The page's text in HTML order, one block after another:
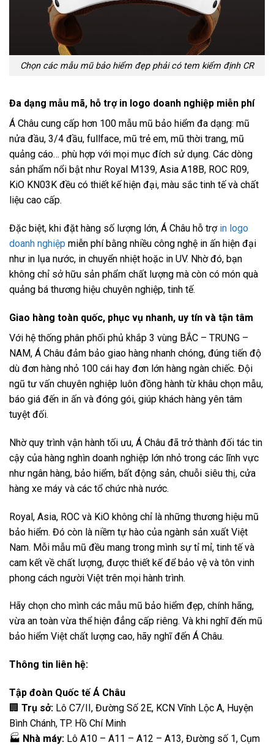
Chọn các mẫu mũ bảo hiểm đẹp phải có tem kiểm định CR
Đa dạng mẫu mã, hỗ trợ in logo doanh nghiệp miễn phí
Á Châu cung cấp hơn 100 mẫu mũ bảo hiểm đa dạng: mũ
nửa đầu, 3/4 đầu, fullface, mũ trẻ em, mũ thời trang, mũ
quảng cáo… phù hợp với mọi mục đích sử dụng. Các dòng
sản phẩm nổi bật như Royal M139, Asia A18B, ROC R09,
KiO KN03K đều có thiết kế hiện đại, màu sắc tinh tế và chất
liệu cao cấp.
Đặc biệt, khi đặt hàng số lượng lớn, Á Châu hỗ trợin logo
doanh nghiệp miễn phí bằng nhiều công nghệ in ấn hiện đại
như in lụa nước, in chuyển nhiệt hoặc in UV. Nhờ đó, bạn
không chỉ sở hữu sản phẩm chất lượng mà còn có món quà
quảng bá thương hiệu chuyên nghiệp, tinh tế.
Giao hàng toàn quốc, phục vụ nhanh, uy tín và tận tâm
Với hệ thống phân phối phủ khắp 3 vùng BẮC – TRUNG –
NAM, Á Châu đảm bảo giao hàng nhanh chóng, đúng tiến độ
dù đơn hàng nhỏ 100 cái hay đơn lớn hàng ngàn chiếc. Đội
ngũ tư vấn chuyên nghiệp luôn đồng hành từ khâu chọn mẫu,
báo giá đến in ấn và đóng gói, giúp khách hàng yên tâm
tuyệt đối.
Nhờ quy trình vận hành tối ưu, Á Châu đã trở thành đối tác tin
cậy của hàng nghìn doanh nghiệp lớn nhỏ trong các lĩnh vực
như ngân hàng, bảo hiểm, bất động sản, chuỗi siêu thị, cửa
hàng xe máy và các tổ chức nhà nước.
Royal, Asia, ROC và KiO không chỉ là những thương hiệu mũ
bảo hiểm. Đó còn là niềm tự hào của ngành sản xuất Việt
Nam. Mỗi mẫu mũ đều mang trong mình sự tỉ mỉ, tinh tế và
cam kết về chất lượng, được thiết kế để bảo vệ và tôn vinh
phong cách người Việt trên mọi hành trình.
Hãy chọn cho mình các mẫu mũ bảo hiểm đẹp, chính hãng,
vừa an toàn vừa thể hiện đẳng cấp riêng. Và khi nghĩ đến mũ
bảo hiểm Việt chất lượng cao, hãy nghĩ đến Á Châu.
Thông tin liên hệ:
Tập đoàn Quốc tế Á Châu
🏢 Trụ sở: Lô C7/II, Đường Số 2E, KCN Vĩnh Lộc A, Huyện
Bình Chánh, TP. Hồ Chí Minh
🏭 Nhà máy: Lô A10 – A11 – A12 – A13, Đường số 1, Cụm